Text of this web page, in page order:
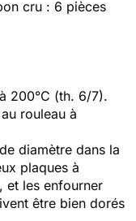
cru : 6 pièces
200°C (th. 6/7).
rouleau à
diamètre dans la
plaques à
et les enfourner
être bien dorés